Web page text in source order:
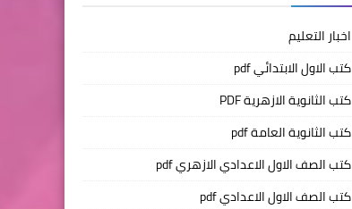
اخبار التعليم
كتب الاول الابتدائي pdf
كتب الثانوية الازهرية PDF
كتب الثانوية العامة pdf
كتب الصف الاول الاعدادي الازهري pdf
كتب الصف الاول الاعدادي pdf